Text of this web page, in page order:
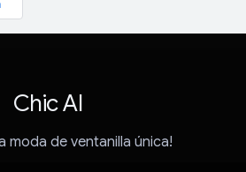
Chic AI
moda de ventanilla única!